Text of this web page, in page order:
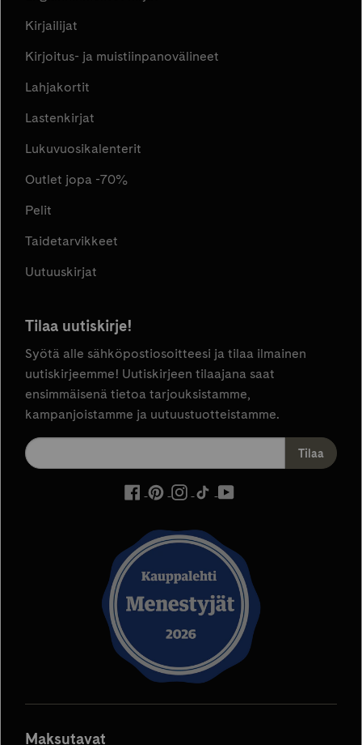
Kirjailijat
Kirjoitus- ja muistiinpanovälineet
Lahjakortit
Lastenkirjat
Lukuvuosikalenterit
Outlet jopa -70%
Pelit
Taidetarvikkeet
Uutuuskirjat
Tilaa uutiskirje!
Syötä alle sähköpostiosoitteesi ja tilaa ilmainen
uutiskirjeemme! Uutiskirjeen tilaajana saat
ensimmäisenä tietoa tarjouksistamme,
kampanjoistamme ja uutuustuotteistamme.
ulkoinen
avautuu
uuteen
välilehteen
ulkoinen
avautuu
uuteen
välilehteen
ulkoinen
avautuu
uuteen
välilehteen
ulkoinen
uuteen
välilehteen
välilehteen
Maksutavat